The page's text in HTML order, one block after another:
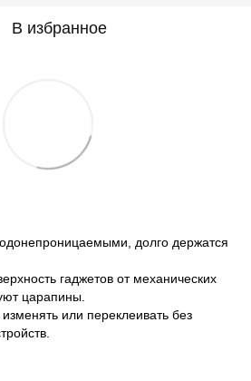
В избранное
долго держатся
гаджетов от механических
царапины.
или переклеивать без